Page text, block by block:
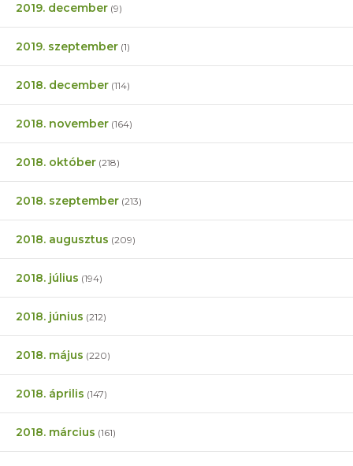
2019. december (9)
2019. szeptember (1)
2018. december (114)
2018. november (164)
2018. október (218)
2018. szeptember (213)
2018. augusztus (209)
2018. július (194)
2018. június (212)
2018. május (220)
2018. április (147)
2018. március (161)